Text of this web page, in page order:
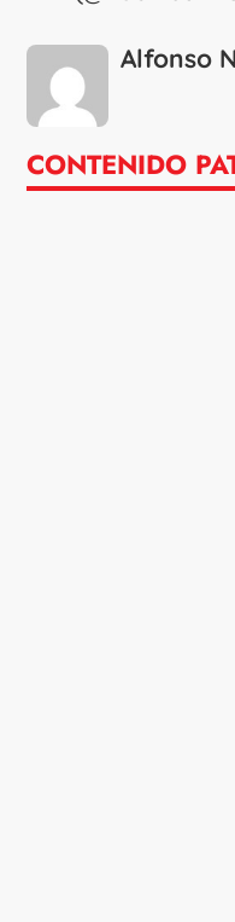
Alfonso
CONTENIDO